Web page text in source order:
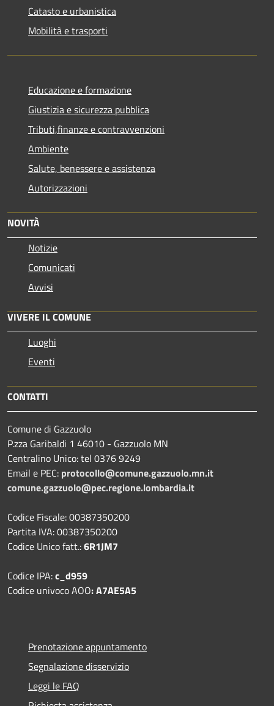
Catasto e urbanistica
Mobilità e trasporti
Educazione e formazione
Giustizia e sicurezza pubblica
Tributi,finanze e contravvenzioni
Ambiente
Salute, benessere e assistenza
Autorizzazioni
NOVITÀ
Notizie
Comunicati
Avvisi
VIVERE IL COMUNE
Luoghi
Eventi
CONTATTI
Comune di Gazzuolo
P.zza Garibaldi 1 46010 - Gazzuolo MN
Centralino Unico: tel 0376 9249
Email e PEC: protocollo@comune.gazzuolo.mn.it
comune.gazzuolo@pec.regione.lombardia.it
Codice Fiscale: 00387350200
Partita IVA: 00387350200
Codice Unico fatt.:6R1JM7
Codice IPA:c_d959
Codice univoco AOO: A7AE5A5
Prenotazione appuntamento
Segnalazione disservizio
Leggi le FAQ